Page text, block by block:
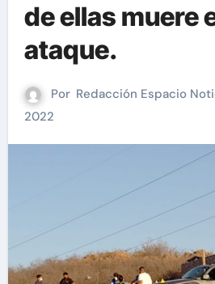
de ellas muere
ataque.
Por Redacción Espacio
2022